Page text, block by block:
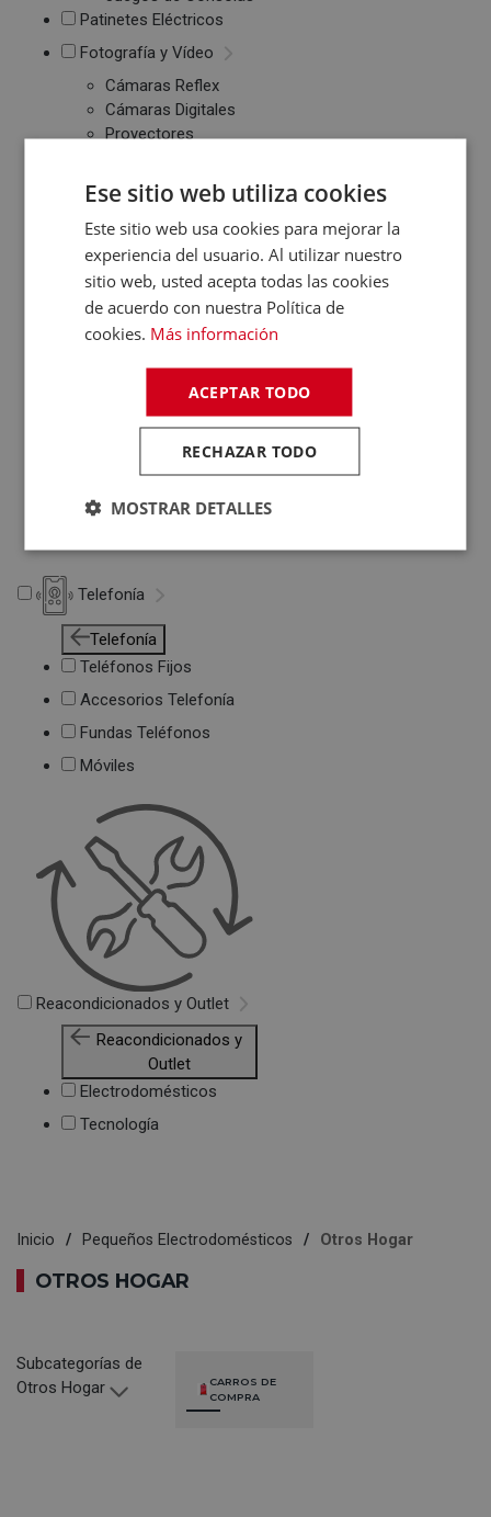
Patinetes Eléctricos
Fotografía y Vídeo
Cámaras Reflex
Cámaras Digitales
Proyectores
Sonido
/ MP4 / MP5
Auriculares
Altavoces
Radios CD / FM
Despertadores
Equipos de Música
Relojes y Pulseras
Deportivas
Telefonía
Telefonía
Teléfonos Fijos
Accesorios Telefonía
Fundas Teléfonos
Móviles
Reacondicionados y Outlet
Reacondicionados y
Outlet
Electrodomésticos
Tecnología
Inicio Pequeños Electrodomésticos Otros Hogar
OTROS HOGAR
Subcategorías de
Otros Hogar
CARROS DE
COMPRA
Ese sitio web utiliza cookies
Este sitio web usa cookies para mejorar la
experiencia del usuario. Al utilizar nuestro
sitio web, usted acepta todas las cookies
de acuerdo con nuestra Política de
cookies. Más información
ACEPTAR TODO
RECHAZAR TODO
MOSTRAR DETALLES